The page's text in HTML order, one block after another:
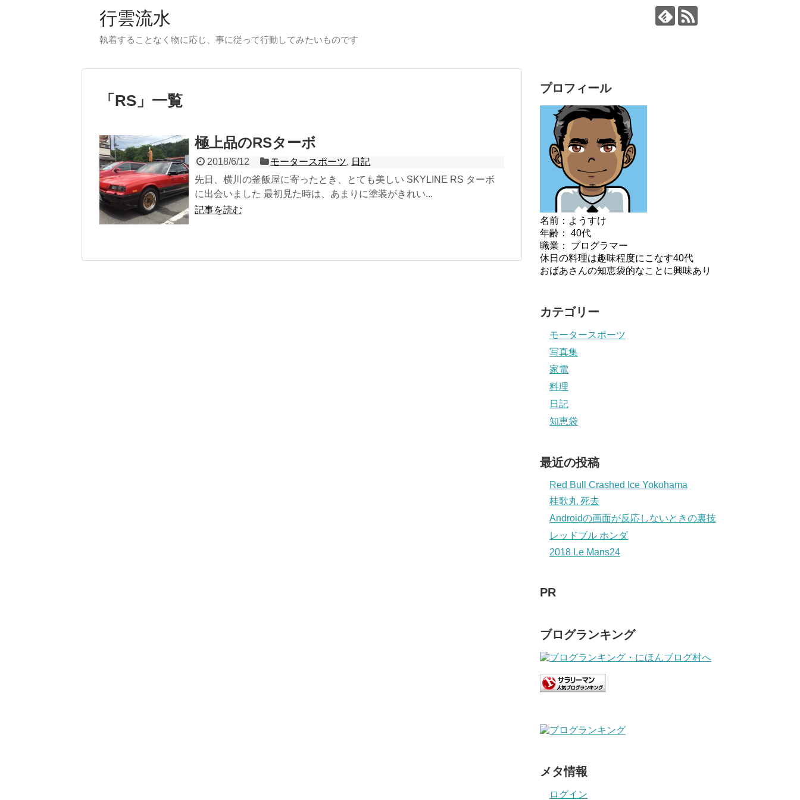
行雲流水
執着することなく物に応じ、事に従って行動してみたいものです
「 RS 」 一覧
極上品のRSターボ
2018/6/12 モータースポーツ, 日記
先日、横川の釜飯屋に寄ったとき、とても美しい SKYLINE RS ターボ
に出会いました 最初見た時は、あまりに塗装がきれい...
記事を読む
プロフィール
名前：ようすけ
年齢： 40代
職業： プログラマー
休日の料理は趣味程度にこなす40代
おばあさんの知恵袋的なことに興味あり
カテゴリー
モータースポーツ
写真集
家電
料理
日記
知恵袋
最近の投稿
Red Bull Crashed Ice Yokohama
桂歌丸 死去
Androidの画面が反応しないときの裏技
レッドブル ホンダ
2018 Le Mans24
PR
ブログランキング
メタ情報
ログイン